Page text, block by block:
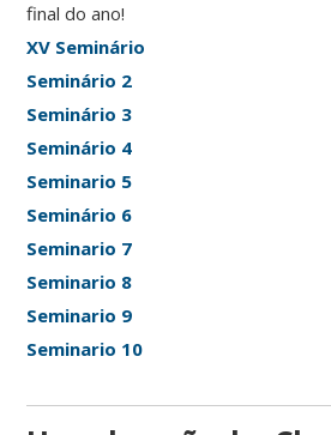
final do ano!
XV Seminário
Seminário 2
Seminário 3
Seminário 4
Seminario 5
Seminário 6
Seminario 7
Seminario 8
Seminario 9
Seminario 10